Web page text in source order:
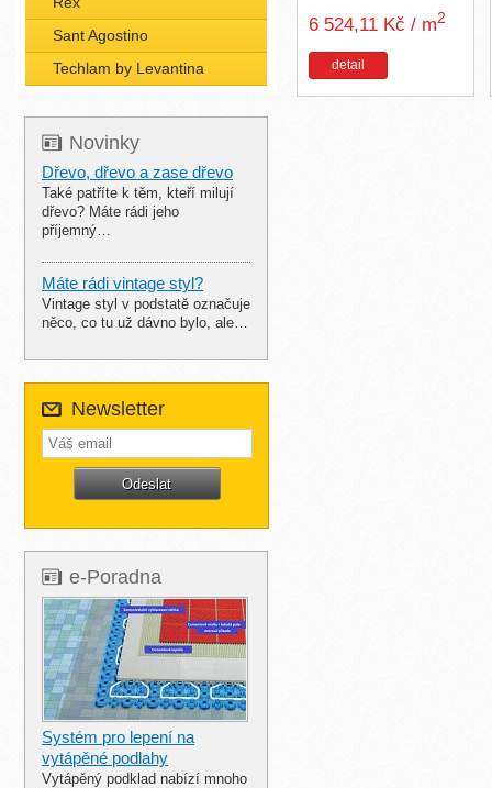
Sant Agostino
Techlam by Levantina
Novinky
Dřevo, dřevo a zase dřevo
Také patříte k těm, kteří milují
dřevo? Máte rádi jeho
příjemný…
Máte rádi vintage styl?
Vintage styl v podstatě označuje
něco, co tu už dávno bylo, ale…
Newsletter
e-Poradna
Systém pro lepení na
vytápěné podlahy
Vytápěný podklad nabízí mnoho
6 524,11 Kč / m2
detail